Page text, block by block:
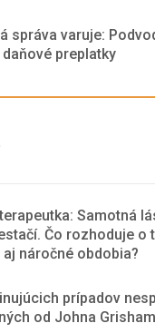
správa varuje:
preplatky
Samotná
Čo rozhoduje o
aj náročné obdobia?
prípadov
od Johna